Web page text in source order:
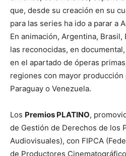
que, desde su creación en su
para las series ha ido a parar a
En animación, Argentina, Brasil,
las reconocidas, en
en el apartado de óperas
regiones con mayor producción
Paraguay o Venezuela.
Los Premios PLATINO,
de Gestión de Derechos de los
Audiovisuales), con FIPCA
de Productores